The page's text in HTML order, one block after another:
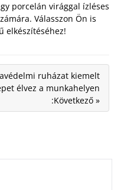
porcelán virággal ízléses
Válasszon Ön is
elkészítéséhez!
ruházat kiemelt
élvez a munkahelyen
:Következő »